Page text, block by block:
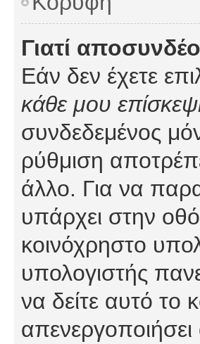
Γιατί
Εάν δεν έχετε
κάθε μου
συνδεδεμένος
ρύθμιση
άλλο. Για να
υπάρχει στην
κοινόχρηστο
υπολογιστής
να δείτε αυτό το